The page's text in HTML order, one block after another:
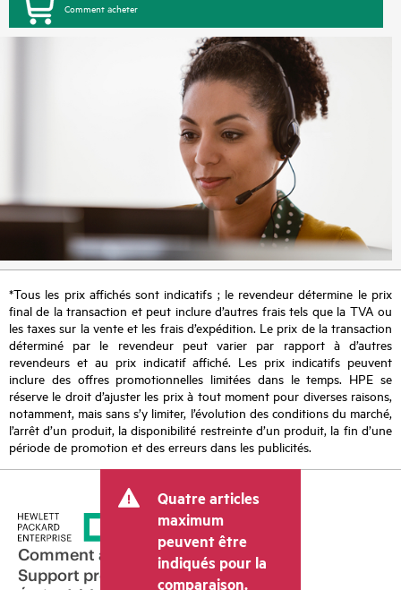
Comment acheter
*Tous les prix affichés sont indicatifs ; le revendeur détermine le prix
final de la transaction et peut inclure d’autres frais tels que la TVA ou
les taxes sur la vente et les frais d’expédition. Le prix de la transaction
déterminé par le revendeur peut varier par rapport à d’autres
revendeurs et au prix indicatif affiché. Les prix indicatifs peuvent
inclure des offres promotionnelles limitées dans le temps. HPE se
réserve le droit d’ajuster les prix à tout moment pour diverses raisons,
notamment, mais sans s’y limiter, l’évolution des conditions du marché,
l’arrêt d’un produit, la disponibilité restreinte d’un produit, la fin d’une
période de promotion et des erreurs dans les publicités.
Quatre articles
maximum
peuvent être
indiqués pour la
comparaison.
Comment acheter
Support produit